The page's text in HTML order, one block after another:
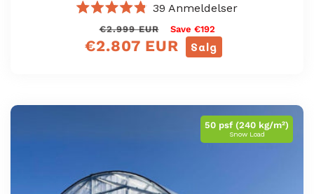
til
4.8
av
39 Anmeldelser
Vanlig
pris
€2.999 EUR Save €192
Salg
Salgspris
€2.807 EUR
50 psf (240 kg/m²)
Snow Load